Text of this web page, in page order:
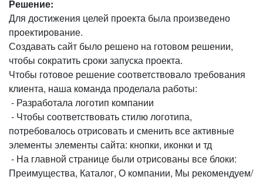
Решение:
Для достижения целей проекта была произведено
проектирование.
Создавать сайт было решено на готовом решении,
чтобы сократить сроки запуска проекта.
Чтобы готовое решение соответствовало требования
клиента, наша команда проделала работы:
- Разработала логотип компании
- Чтобы соответствовать стилю логотипа,
потребовалось отрисовать и сменить все активные
элементы элементы сайта: кнопки, иконки и тд
- На главной странице были отрисованы все блоки:
Преимущества, Каталог, О компании, Мы рекомендуем/